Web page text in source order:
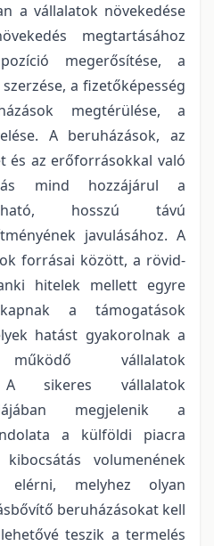
a vállalatok növekedése
megtartásához
megerősítése, a
a fizetőképesség
megtérülése, a
A beruházások, az
és az erőforrásokkal való
mind hozzájárul a
hosszú távú
javulásához. A
forrásai között, a rövid-
hitelek mellett egyre
a támogatások
hatást gyakorolnak a
működő vállalatok
A sikeres vállalatok
megjelenik a
a külföldi piacra
volumenének
elérni, melyhez olyan
beruházásokat kell
teszik a termelés